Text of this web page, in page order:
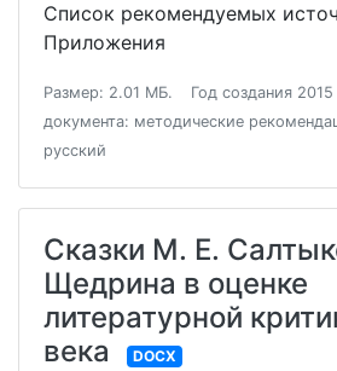
Список рекомендуемых
Приложения
Размер: 2.01 МБ. Год создания 2015
документа: методические
русский
Сказки М. Е.
Щедрина в оценке
литературной
века
DOCX